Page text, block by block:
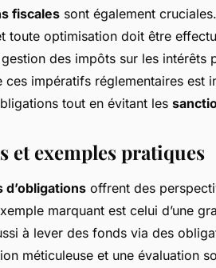
fiscales sont également
toute optimisation doit être
des impôts sur les intérêts
ces impératifs réglementaires est
tout en évitant les
et exemples pratiques
d’obligations offrent des
marquant est celui d’une
à lever des fonds via des
méticuleuse et une évaluation